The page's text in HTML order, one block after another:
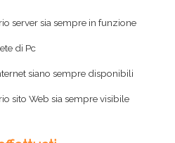
server sia sempre in funzione
di Pc
siano sempre disponibili
sito Web sia sempre visibile